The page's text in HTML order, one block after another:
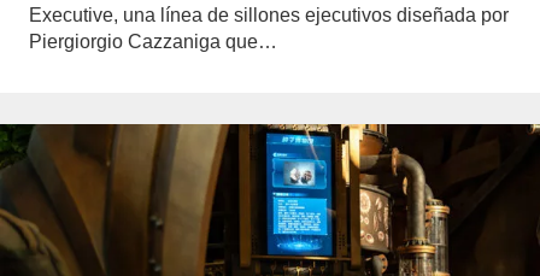
Executive, una línea de sillones ejecutivos diseñada por
Piergiorgio Cazzaniga que…